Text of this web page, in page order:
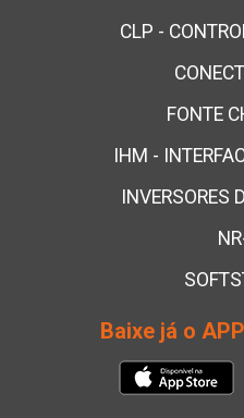
CLP -
FONTE
IHM -
INVERSORES
Baixe já o